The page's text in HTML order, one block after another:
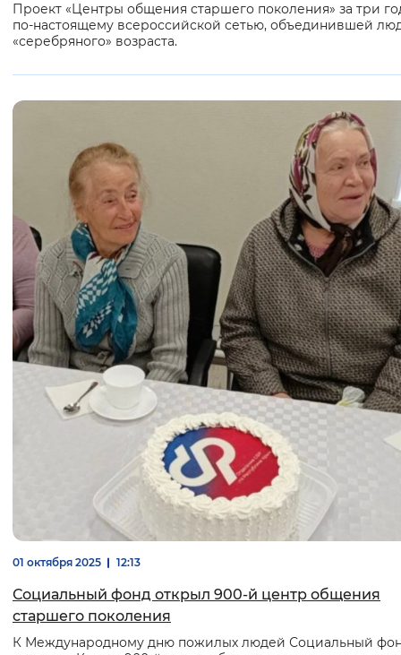
Проект «Центры общения старшего поколения» за три
по-настоящему всероссийской сетью, объединившей
«серебряного» возраста.
01 октября 2025 12:13
Социальный фонд открыл 900-й центр общения
старшего поколения
К Международному дню пожилых людей Социальный